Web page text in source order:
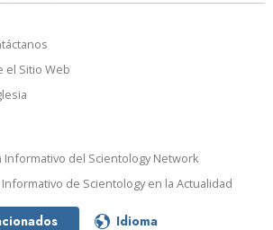
el Sitio Web
Informativo del Scientology Network
de Scientology en la Actualidad
Idioma